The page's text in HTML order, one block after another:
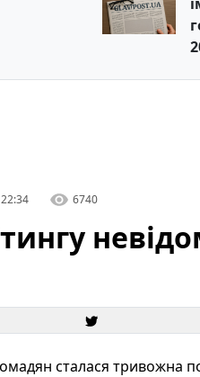
6740
сталася тривожна